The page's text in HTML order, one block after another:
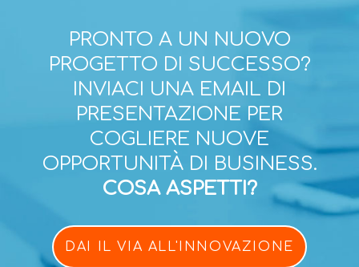
PRONTO A UN NUOVO
PROGETTO DI SUCCESSO?
INVIACI UNA EMAIL DI
PRESENTAZIONE PER
COGLIERE NUOVE
OPPORTUNITÀ DI BUSINESS.
COSA ASPETTI?
DAI IL VIA ALL'INNOVAZIONE